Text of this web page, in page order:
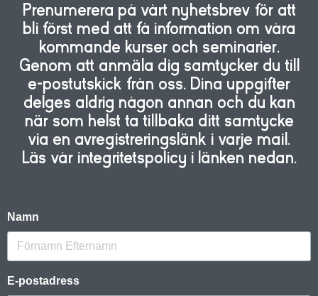
Prenumerera på vårt nyhetsbrev för att
bli först med att få information om våra
kommande kurser och seminarier.
Genom att anmäla dig samtycker du till
e-postutskick från oss. Dina uppgifter
delges aldrig någon annan och du kan
när som helst ta tillbaka ditt samtycke
via en avregistreringslänk i varje mail.
Läs vår integritetspolicy i länken nedan.
Namn
E-postadress